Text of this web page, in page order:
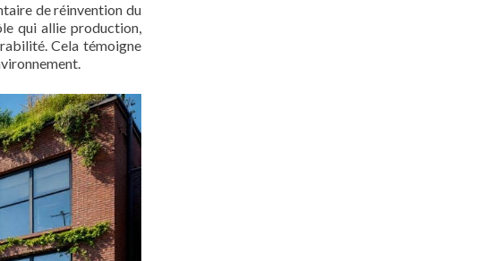
de réinvention du
qui allie production,
Cela témoigne